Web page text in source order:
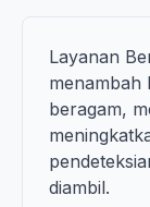
Layanan
menambah
beragam,
diambil.